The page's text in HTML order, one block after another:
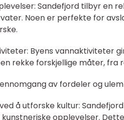
Sandefjord tilbyr en
Noen er perfekte for
Byens vannaktiviteter
rekke forskjellige måter, fra
av fordeler og
å utforske kultur:
kunstneriske opplevelser.